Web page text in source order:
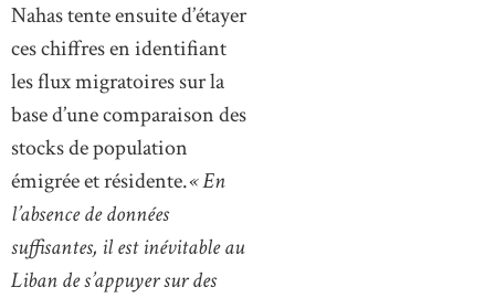
Nahas tente ensuite d’étayer
ces chiffres en identifiant
les flux migratoires sur la
base d’une comparaison des
stocks de population
émigrée et résidente.« En
l’absence de données
suffisantes, il est inévitable au
Liban de s’appuyer sur des